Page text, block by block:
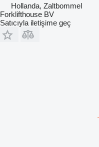
Hollanda, Zaltbommel
Forklifthouse BV
Satıcıyla iletişime geç